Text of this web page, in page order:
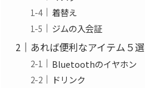
着替え
ジムの入会証
あれば便利なアイテム５選
Bluetoothのイヤホン
ドリンク